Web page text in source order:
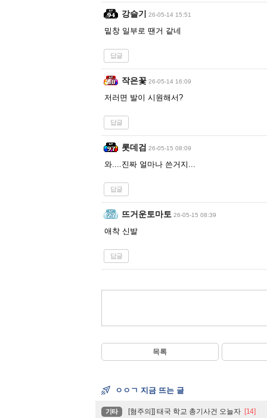
강슬기 26-05-14 15:51
밑창 일부로 땐거 같네
답글
작은꽃 26-05-14 16:09
저러면 발이 시원해서?
답글
롯데검 26-05-15 08:09
와....진짜 얼마나 쓴거지...
답글
뜨거운토마토 26-05-15 08:39
애착 신발
답글
목록
ㅇㅇㄱ 지금 뜨는 글
기타 [혐주의]] 태국 학교 총기사건 오늘자 [14]